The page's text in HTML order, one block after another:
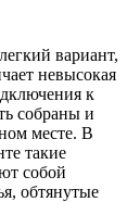
вариант,
невысокая
к
собраны и
месте. В
такие
собой
обтянутые